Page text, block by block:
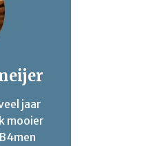
jaar
mooier